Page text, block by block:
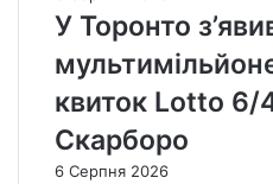
т
р
и
т
і
р
т
и
м
і
ж
т
и
ч
п
і
У Торонто
квиток Lotto 6/
Скарборо
6 Серпня 2026